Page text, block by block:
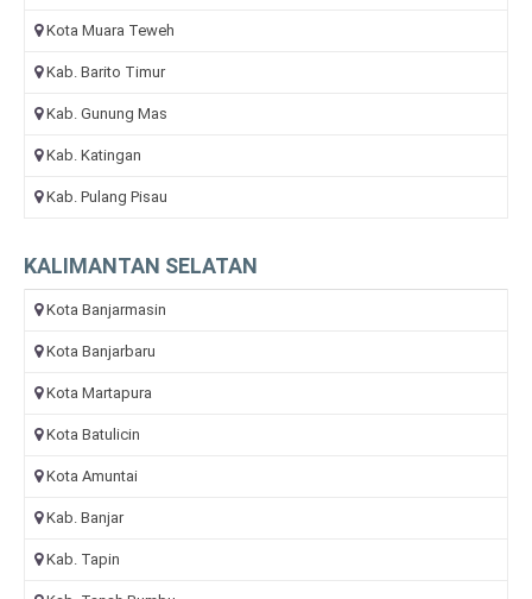
Kota Muara Teweh
Kab. Barito Timur
Kab. Gunung Mas
Kab. Katingan
Kab. Pulang Pisau
KALIMANTAN SELATAN
Kota Banjarmasin
Kota Banjarbaru
Kota Martapura
Kota Batulicin
Kota Amuntai
Kab. Banjar
Kab. Tapin